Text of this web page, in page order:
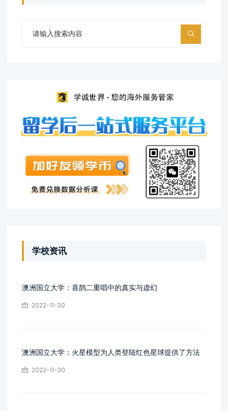
学校资讯
澳洲国立大学：喜鹊二重唱中的真实与虚幻
2022-11-30
澳洲国立大学：火星模型为人类登陆红色星球提供了方法
2022-11-30